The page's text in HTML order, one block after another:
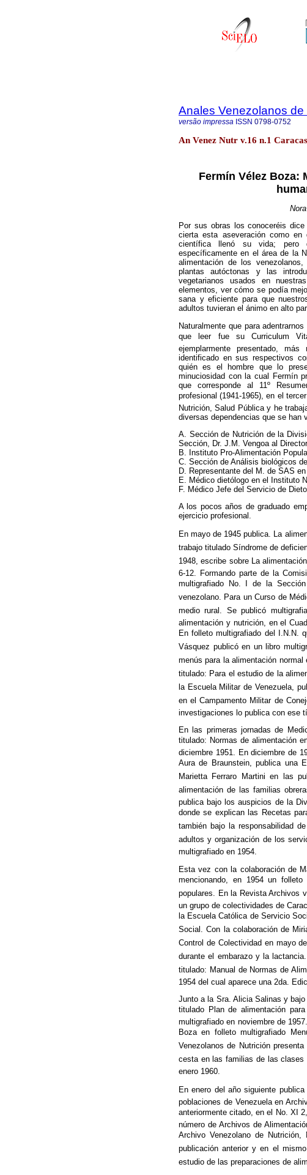
Anales Venezolanos de
versão impressa ISSN 0798-0752
An Venez Nutr v.16 n.1
Fermín Vélez Boza:
Por sus obras los conoceréis
cierta esta aseveración como
científica llenó su vida; pero
específicamente en el área de la
alimentación de los
plantas autóctonas y las
vegetarianos usados en
elementos, ver cómo se podía
sana y eficiente para que
adultos tuvieran el ánimo en alto
Naturalmente que para
que leer fue su Curriculum
ejemplarmente presentado,
identificado en sus respectivos
quién es el hombre que lo
minuciosidad con la cual Fermín
que corresponde al 11º
profesional (1941-1965), en el
Nutrición, Salud Pública y he
diversas dependencias que se han
A. Sección de Nutrición de la
Sección, Dr. J.M. Vengoa al
B. Instituto Pro-Alimentación
C. Sección de Análisis biológicos
D. Representante del M. de SAS
E. Médico dietólogo en el Instituto
F. Médico Jefe del Servicio de
A los pocos años de graduado
ejercicio profesional.
En mayo de 1945 publica. La
trabajo titulado Síndrome de
1948, escribe sobre La
6-12. Formando parte de la
multigrafiado No. I de la
venezolano. Para un Curso de
medio rural. Se publicó
alimentación y nutrición, en el
En folleto multigrafiado del I.N.N.
Vásquez publicó en un libro
menús para la alimentación normal
titulado: Para el estudio de la
la Escuela Militar de Venezuela,
en el Campamento Militar de
investigaciones lo publica con ese
En las primeras jornadas de
titulado: Normas de alimentación
diciembre 1951. En diciembre de
Aura de Braunstein, publica una
Marietta Ferraro Martini en las
alimentación de las familias
publica bajo los auspicios de la
donde se explican las Recetas
también bajo la responsabilidad
adultos y organización de los
multigrafiado en 1954.
Esta vez con la colaboración de
mencionando, en 1954 un folleto
populares. En la Revista Archivos
un grupo de colectividades de
la Escuela Católica de Servicio
Social. Con la colaboración de
Control de Colectividad en mayo
durante el embarazo y la
titulado: Manual de Normas de
1954 del cual aparece una 2da.
Junto a la Sra. Alicia Salinas y
titulado Plan de alimentación
multigrafiado en noviembre de
Boza en folleto multigrafiado
Venezolanos de Nutrición
cesta en las familias de las clases
enero 1960.
En enero del año siguiente
poblaciones de Venezuela en
anteriormente citado, en el No. XI
número de Archivos de
Archivo Venezolano de
publicación anterior y en el
estudio de las preparaciones de